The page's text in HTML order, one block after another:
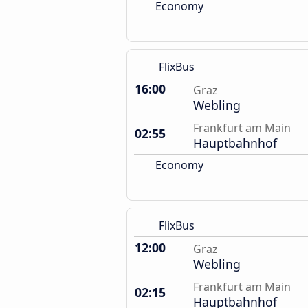
Economy
FlixBus
16:00 Graz
Webling
02:55
Frankfurt am Main
Hauptbahnhof
Economy
FlixBus
12:00 Graz
Webling
02:15
Frankfurt am Main
Hauptbahnhof